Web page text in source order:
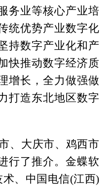
务业等核心产业培
统优势产业数字化
持数字产业化和产
快推动数字经济质
增长，全力做强做
打造东北地区数字
、大庆市、鸡西市
行了推介。金蝶软
、中国电信(江西)